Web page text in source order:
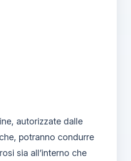
autorizzate dalle
potranno condurre
sia all’interno che